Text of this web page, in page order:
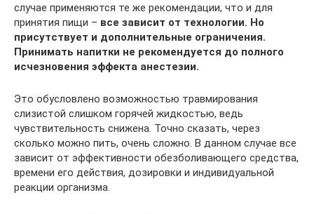
случае применяются те же рекомендации, что и для
принятия пищи – все зависит от технологии. Но
присутствует и дополнительные ограничения.
Принимать напитки не рекомендуется до полного
исчезновения эффекта анестезии.
Это обусловлено возможностью травмирования
слизистой слишком горячей жидкостью, ведь
чувствительность снижена. Точно сказать, через
сколько можно пить, очень сложно. В данном случае все
зависит от эффективности обезболивающего средства,
времени его действия, дозировки и индивидуальной
реакции организма.